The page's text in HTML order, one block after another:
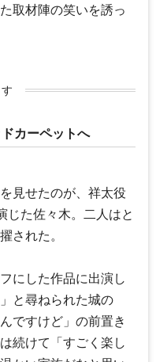
取材陣の笑いを誘っ
カーペットへ
見せたのが、祥太役
じた佐々木。二人はと
された。
にした作品に出演し
と尋ねられた城の
ですけど」の前置き
続けて「すごく楽し